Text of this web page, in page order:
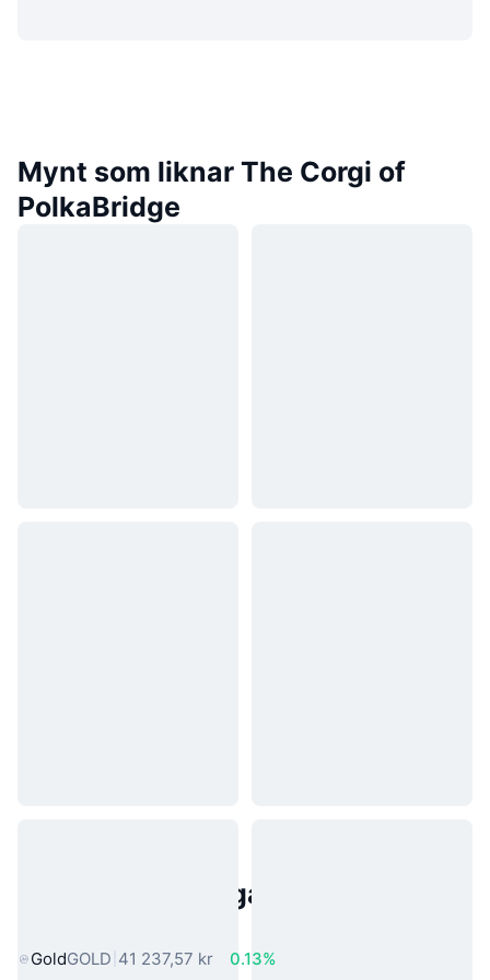
Mynt som liknar The Corgi of
PolkaBridge
Populära tillgångar från den
GoldGOLD 41 237,57 kr 0.13%